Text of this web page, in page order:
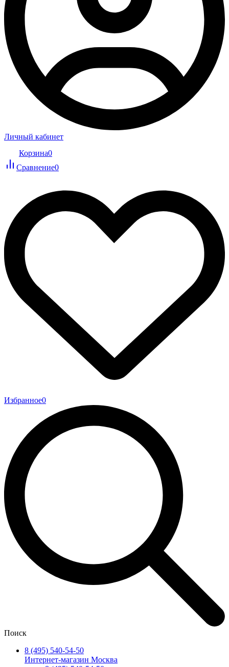
Личный кабинет
Корзина0
Сравнение0
Избранное0
Поиск
8 (495) 540-54-50
Интернет-магазин Москва